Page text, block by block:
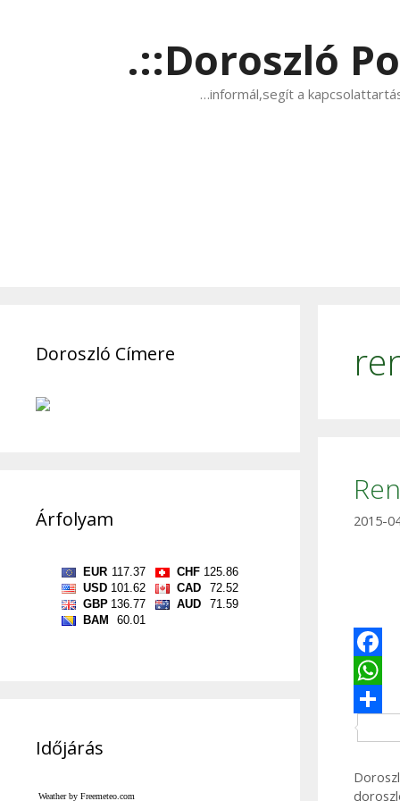
.::Doroszló
…informál,segít a
2015-
F
a
c
b
W
h
t
Címkék
Doroszló Címere
Árfolyam
Időjárás
Weather by Freemeteo.com